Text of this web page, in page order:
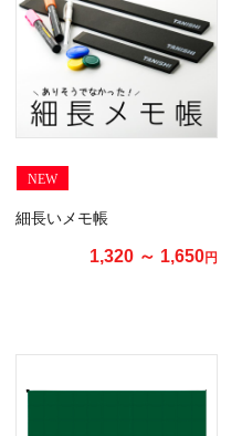
NEW
細長いメモ帳
1,320 ～ 1,650円